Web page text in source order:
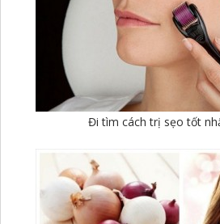
Đi tìm cách trị sẹo tốt